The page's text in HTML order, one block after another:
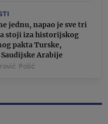
jednu, napao je sve tri
stoji iza historijskog
pakta Turske,
Arabije
Polić